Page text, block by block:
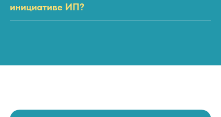
инициативе ИП?